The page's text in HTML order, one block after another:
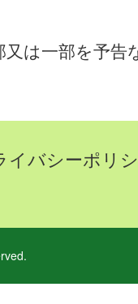
は一部を予告
イバシーポリ